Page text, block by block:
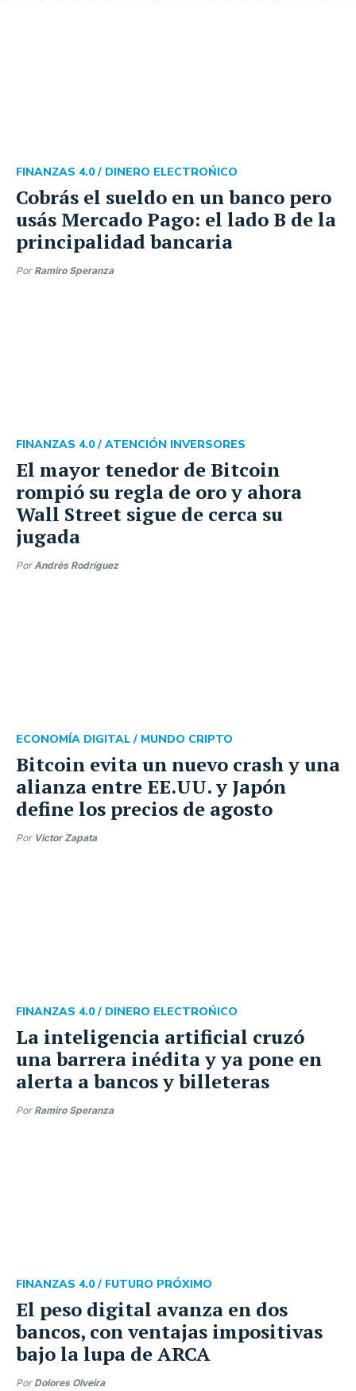
Cobrás el sueldo en un banco pero
usás Mercado Pago: el lado B de la
principalidad bancaria
FINANZAS 4.0 / DINERO ELECTROŃICO
Por Ramiro Speranza
El mayor tenedor de Bitcoin
rompió su regla de oro y ahora
Wall Street sigue de cerca su
jugada
FINANZAS 4.0 / ATENCIÓN INVERSORES
PorAndrés Rodríguez
Bitcoin evita un nuevo crash y una
alianza entre EE.UU. y Japón
define los precios de agosto
ECONOMÍA DIGITAL / MUNDO CRIPTO
Por Víctor Zapata
La inteligencia artificial cruzó
una barrera inédita y ya pone en
alerta a bancos y billeteras
FINANZAS 4.0 / DINERO ELECTROŃICO
Por Ramiro Speranza
El peso digital avanza en dos
bancos, con ventajas impositivas
bajo la lupa de ARCA
FINANZAS 4.0 / FUTURO PRÓXIMO
Por Dolores Olveira